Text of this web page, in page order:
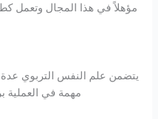
مؤهلاً في هذا المجال وتعمل
يتضمن علم النفس التربوي
مهمة في العملية